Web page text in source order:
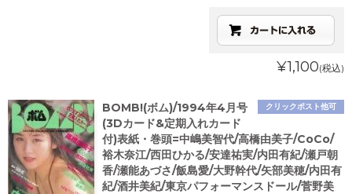
¥1,100(税込)
クリックポスト他可
BOMB!(ボム)/1994年4月号
(3Dカード&定期入れカード
付)表紙・巻頭=中嶋美智代/高橋由美子/CoCo/
裕木奈江/西田ひかる/安達祐実/内田有紀/瀬戸朝
香/瀬能あづさ/飯島愛/大野幹代/矢部美穂/内田有
紀/酒井美紀/東京パフォーマンスドール/菅野美